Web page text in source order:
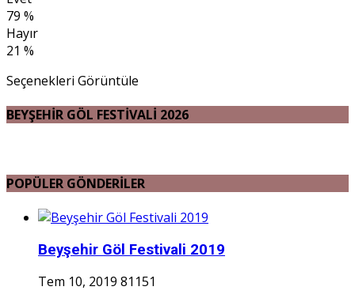
79 %
Hayır
21 %
Seçenekleri Görüntüle
BEYŞEHİR GÖL FESTİVALİ 2026
POPÜLER GÖNDERİLER
Beyşehir Göl Festivali 2019
Tem 10, 2019 81151